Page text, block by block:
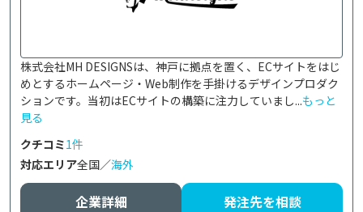
株式会社MH DESIGNSは、神戸に拠点を置く、ECサイトをはじ
めとするホームページ・Web制作を手掛けるデザインプロダク
ションです。当初はECサイトの構築に注力していまし...もっと
見る
クチコミ1件
対応エリア全国／海外
企業詳細 発注先を相談